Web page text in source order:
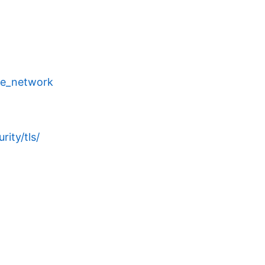
tls/